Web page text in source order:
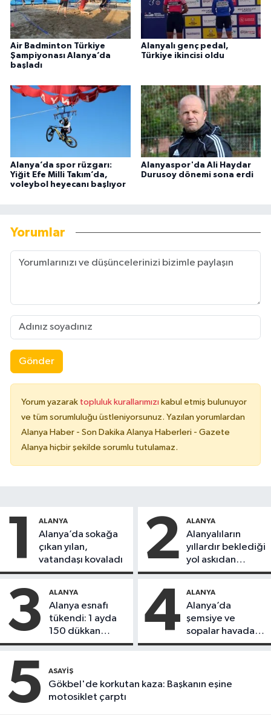
Air Badminton Türkiye
Şampiyonası Alanya’da
başladı
Alanyalı genç pedal,
Türkiye ikincisi oldu
Alanya’da spor rüzgarı:
Yiğit Efe Milli Takım’da,
voleybol heyecanı başlıyor
Alanyaspor'da Ali Haydar
Durusoy dönemi sona erdi
Yorumlar
Gönder
Yorum yazarak topluluk kurallarımızı kabul etmiş bulunuyor
ve tüm sorumluluğu üstleniyorsunuz. Yazılan yorumlardan
Alanya Haber - Son Dakika Alanya Haberleri - Gazete
Alanya hiçbir şekilde sorumlu tutulamaz.
1 ALANYA
Alanya’da sokağa
çıkan yılan,
vatandaşı kovaladı
2 ALANYA
Alanyalıların
yıllardır beklediği
yol askıdan
döndü
3 ALANYA
Alanya esnafı
tükendi: 1 ayda
150 dükkan
kapandı
4 ALANYA
Alanya’da
şemsiye ve
sopalar havada
uçuştu
5 ASAYIŞ
Gökbel'de korkutan kaza: Başkanın eşine
motosiklet çarptı